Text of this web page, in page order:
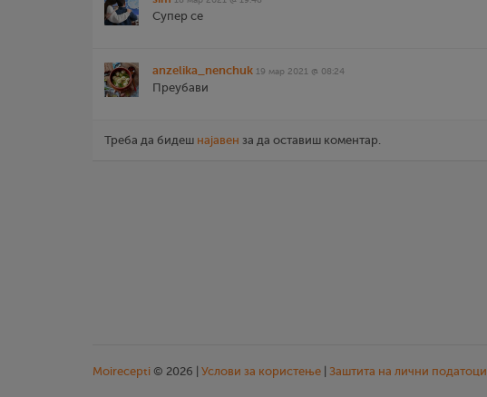
Супер се
anzelika_nenchuk 19 мар 2021 @ 08:24
Преубави
Треба да бидеш најавен за да оставиш коментар.
Moirecepti © 2026 | Услови за користење Заштита на лични податоци